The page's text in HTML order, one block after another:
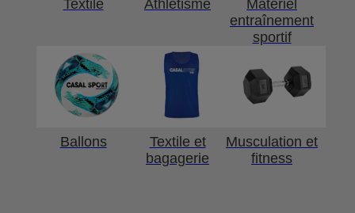
Textile Athlétisme
Matériel
entraînement
sportif
Ballons
Textile et
bagagerie
Musculation et
fitness